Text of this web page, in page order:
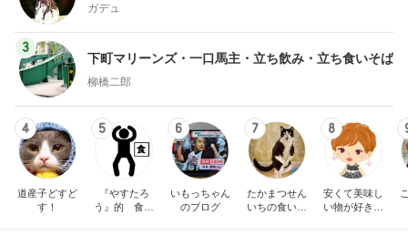
ガデュ
3
下町マリーンズ・一口馬主・立ち飲み・立ち食いそば
柳橋二郎
4
道産子どすど
す！
5
『やすたろ
う』的 食の
6
いもっちゃん
のブログ
7
たかまつせん
いちの食い散
8
安くて美味し
い物が好き☆